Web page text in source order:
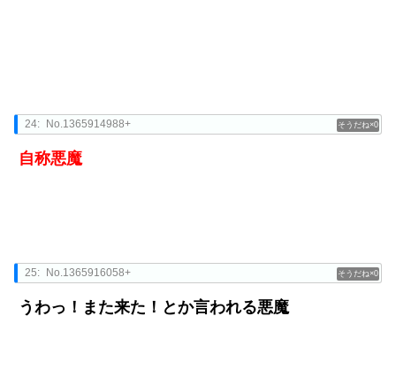
0
24: No.1365914988+
自称悪魔
0
25: No.1365916058+
うわっ！また来た！とか言われる悪魔